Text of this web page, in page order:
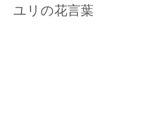
ユリの花言葉